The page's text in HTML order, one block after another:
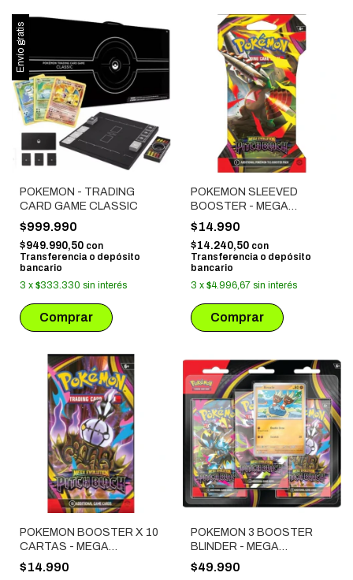
Envío gratis
POKEMON - TRADING
CARD GAME CLASSIC
$999.990
$949.990,50 con
Transferencia o depósito
bancario
3 x $333.330 sin interés
POKEMON SLEEVED
BOOSTER - MEGA
EVOLUTION: PITCH BLACK
# 02
$14.990
$14.240,50 con
Transferencia o depósito
bancario
3 x $4.996,67 sin interés
POKEMON BOOSTER X 10
CARTAS - MEGA
EVOLUTION: PITCH BLACK
$14.990
POKEMON 3 BOOSTER
BLINDER - MEGA
EVOLUTION: PITCH BLACK
$49.990